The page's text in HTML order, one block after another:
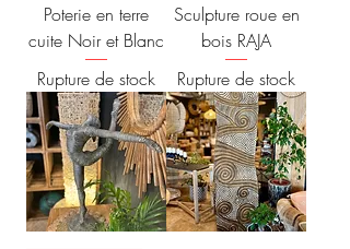
Poterie en terre
cuite Noir et Blanc
Rupture de stock
Sculpture roue en
bois RAJA
Rupture de stock